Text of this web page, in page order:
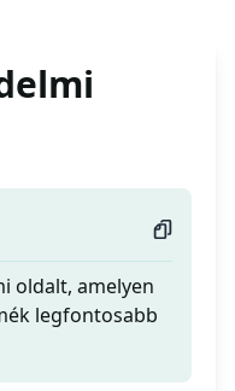
oldalt, amelyen
legfontosabb